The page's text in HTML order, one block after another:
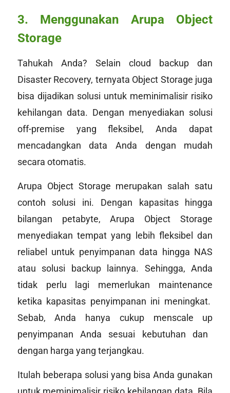
3. Menggunakan Arupa Object
Storage
Tahukah Anda? Selain cloud backup dan
Disaster Recovery, ternyata Object Storage juga
bisa dijadikan solusi untuk meminimalisir risiko
kehilangan data. Dengan menyediakan solusi
off-premise yang fleksibel, Anda dapat
mencadangkan data Anda dengan mudah
secara otomatis.
Arupa Object Storage merupakan salah satu
contoh solusi ini. Dengan kapasitas hingga
bilangan petabyte, Arupa Object Storage
menyediakan tempat yang lebih fleksibel dan
reliabel untuk penyimpanan data hingga NAS
atau solusi backup lainnya. Sehingga, Anda
tidak perlu lagi memerlukan maintenance
ketika kapasitas penyimpanan ini meningkat.
Sebab, Anda hanya cukup menscale up
penyimpanan Anda sesuai kebutuhan dan
dengan harga yang terjangkau.
Itulah beberapa solusi yang bisa Anda gunakan